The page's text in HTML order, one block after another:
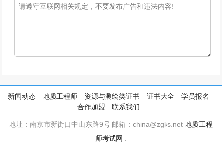
新闻动态 地质工程师 资源与测绘类证书 证书大全
学员报名
合作加盟
联系我们
地址：南京市新街口中山东路9号 邮箱：china@zgks.net地质工程
师考试网